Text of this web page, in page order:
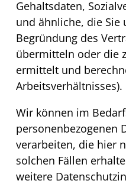
Gehaltsdaten,
und ähnliche, die Sie
Begründung des
übermitteln oder die
ermittelt und
Arbeitsverhältnisses).
Wir können im
personenbezogenen
verarbeiten, die hier
solchen Fällen
weitere